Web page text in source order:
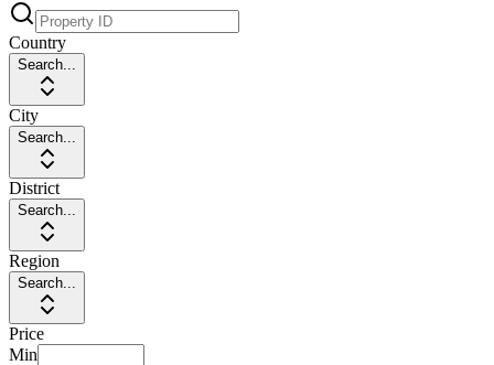
Country
Search...
City
Search...
District
Search...
Region
Search...
Price
Min